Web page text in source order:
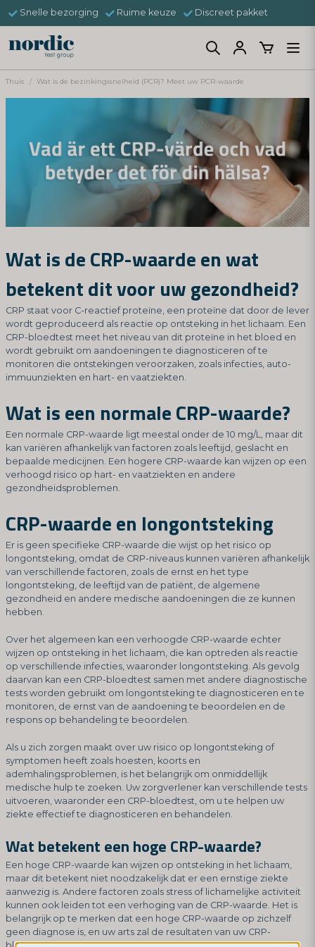
Snelle bezorging Ruime keuze Discreet pakket
Thuis Wat is de bezinkingssnelheid (PCR)? Meet uw PCR-waarde
Wat is de CRP-waarde en wat
betekent dit voor uw gezondheid?
CRP staat voor C-reactief proteïne, een proteïne dat door de lever
wordt geproduceerd als reactie op ontsteking in het lichaam. Een
CRP-bloedtest meet het niveau van dit proteïne in het bloed en
wordt gebruikt om aandoeningen te diagnosticeren of te
monitoren die ontstekingen veroorzaken, zoals infecties, auto-
immuunziekten en hart- en vaatziekten.
Wat is een normale CRP-waarde?
Een normale CRP-waarde ligt meestal onder de 10 mg/L, maar dit
kan variëren afhankelijk van factoren zoals leeftijd, geslacht en
bepaalde medicijnen. Een hogere CRP-waarde kan wijzen op een
verhoogd risico op hart- en vaatziekten en andere
gezondheidsproblemen.
CRP-waarde en longontsteking
Er is geen specifieke CRP-waarde die wijst op het risico op
longontsteking, omdat de CRP-niveaus kunnen variëren afhankelijk
van verschillende factoren, zoals de ernst en het type
longontsteking, de leeftijd van de patiënt, de algemene
gezondheid en andere medische aandoeningen die ze kunnen
hebben.
Over het algemeen kan een verhoogde CRP-waarde echter
wijzen op ontsteking in het lichaam, die kan optreden als reactie
op verschillende infecties, waaronder longontsteking. Als gevolg
daarvan kan een CRP-bloedtest samen met andere diagnostische
tests worden gebruikt om longontsteking te diagnosticeren en te
monitoren, de ernst van de aandoening te beoordelen en de
respons op behandeling te beoordelen.
Als u zich zorgen maakt over uw risico op longontsteking of
symptomen heeft zoals hoesten, koorts en
ademhalingsproblemen, is het belangrijk om onmiddellijk
medische hulp te zoeken. Uw zorgverlener kan verschillende tests
uitvoeren, waaronder een CRP-bloedtest, om u te helpen uw
ziekte effectief te diagnosticeren en behandelen.
Wat betekent een hoge CRP-waarde?
Een hoge CRP-waarde kan wijzen op ontsteking in het lichaam,
maar dit betekent niet noodzakelijk dat er een ernstige ziekte
aanwezig is. Andere factoren zoals stress of lichamelijke activiteit
kunnen ook leiden tot een verhoging van de CRP-waarde. Het is
belangrijk op te merken dat een hoge CRP-waarde op zichzelf
geen diagnose is, en uw arts zal de resultaten van uw CRP-